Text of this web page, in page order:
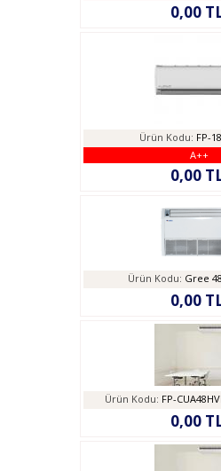
0,00
Ürün Kodu: FP-
A++
0,00
Ürün Kodu: Gree
0,00
Ürün Kodu: FP-
0,00